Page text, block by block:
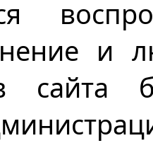
и
сайта